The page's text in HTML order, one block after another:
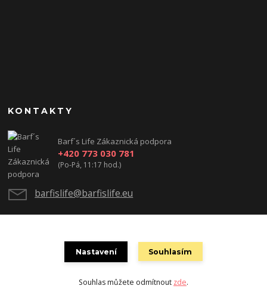
KONTAKTY
Barf´s Life Zákaznická podpora
+420 773 030 781
(Po-Pá, 11:17 hod.)
barfislife@barfislife.eu
Vytvořeno na Eshop-rychle.cz
Nastavení Souhlasím
Souhlas můžete odmítnout zde.